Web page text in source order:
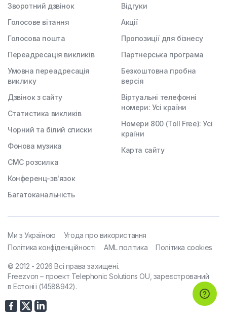
Зворотний дзвінок
Голосове вітання
Голосова пошта
Переадресація викликів
Умовна переадресація
виклику
Дзвінок з сайту
Статистика викликів
Чорний та білий списки
Фонова музика
СМС розсилка
Конференц-зв'язок
Багатоканальність
Відгуки
Акції
Пропозиції для бізнесу
Партнерська програма
Безкоштовна пробна
версія
Віртуальні телефонні
номери: Усі країни
Номери 800 (Toll Free): Усі
країни
Карта сайту
Ми з Україною
Угода про використання
Політика конфіденційності
AML політика Політика cookies
© 2012 - 2026 Всі права захищені.
Freezvon – проект Telephonic Solutions OU, зареєстрований
в Естонії (14588942).